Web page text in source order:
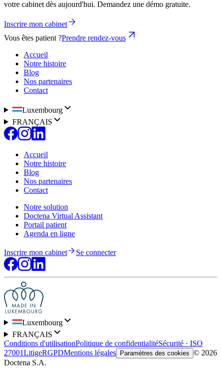
votre cabinet dès aujourd'hui. Demandez une démo gratuite.
Inscrire mon cabinet
Vous êtes patient ?Prendre rendez-vous
Accueil
Notre histoire
Blog
Nos partenaires
Contact
Luxembourg
FRANÇAIS
Accueil
Notre histoire
Blog
Nos partenaires
Contact
Notre solution
Doctena Virtual Assistant
Portail patient
Agenda en ligne
Inscrire mon cabinet Se connecter
Luxembourg
FRANÇAIS
Conditions d'utilisationPolitique de confidentialitéSécurité · ISO
27001LitigeRGPDMentions légales Paramètres des cookies © 2026
Doctena S.A.